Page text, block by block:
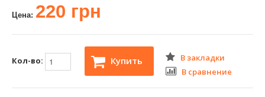
Цена: 220 грн
Кол-во: Купить
В закладки
В сравнение